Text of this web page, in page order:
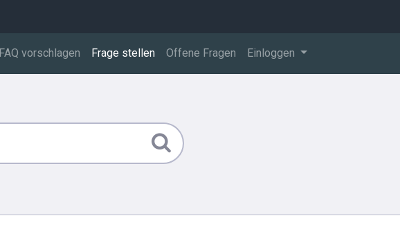
FAQ vorschlagen Frage stellen Offene Fragen Einloggen